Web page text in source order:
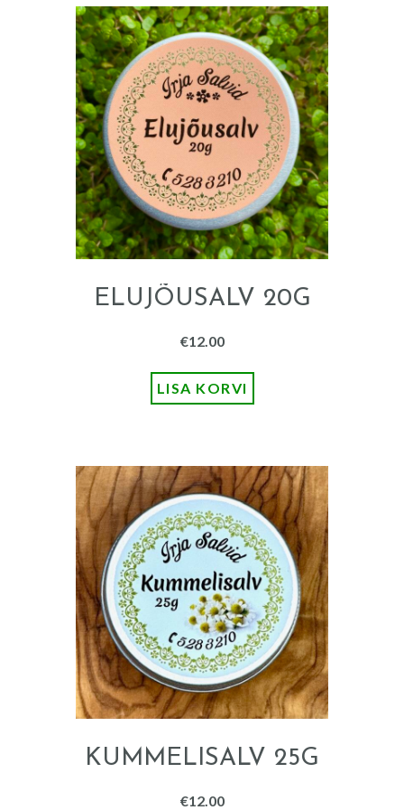
ELUJÕUSALV 20G
€12.00
LISA KORVI
KUMMELISALV 25G
€12.00